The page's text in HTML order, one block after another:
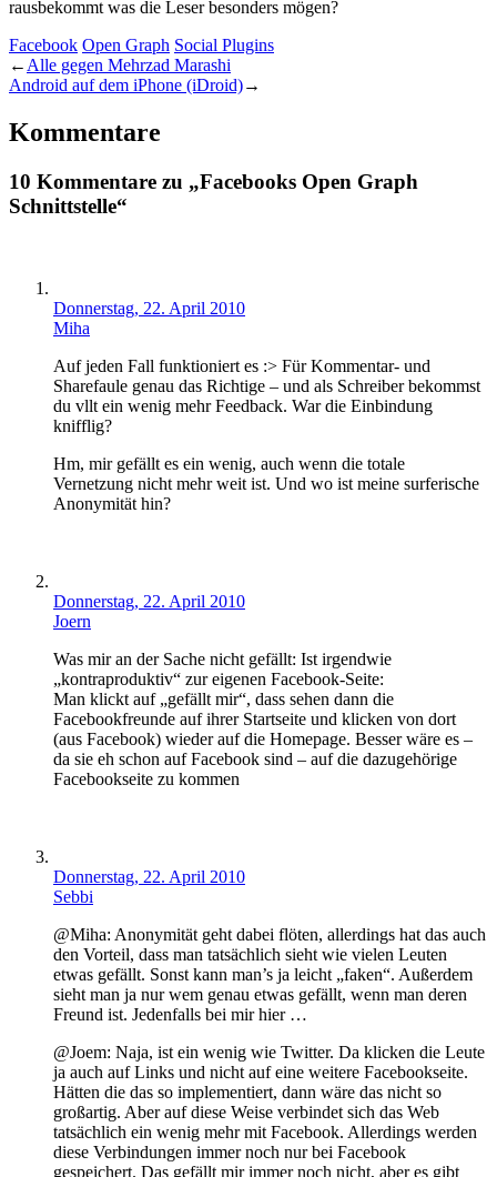
rausbekommt was die Leser besonders mögen?
Facebook Open Graph Social Plugins
← Alle gegen Mehrzad Marashi
Android auf dem iPhone (iDroid)→
Kommentare
10 Kommentare zu „Facebooks Open Graph
Schnittstelle“
Donnerstag, 22. April 2010
Miha
Auf jeden Fall funktioniert es :> Für Kommentar- und
Sharefaule genau das Richtige – und als Schreiber bekommst
du vllt ein wenig mehr Feedback. War die Einbindung
knifflig?
Hm, mir gefällt es ein wenig, auch wenn die totale
Vernetzung nicht mehr weit ist. Und wo ist meine surferische
Anonymität hin?
Donnerstag, 22. April 2010
Joern
Was mir an der Sache nicht gefällt: Ist irgendwie
„kontraproduktiv“ zur eigenen Facebook-Seite:
Man klickt auf „gefällt mir“, dass sehen dann die
Facebookfreunde auf ihrer Startseite und klicken von dort
(aus Facebook) wieder auf die Homepage. Besser wäre es –
da sie eh schon auf Facebook sind – auf die dazugehörige
Facebookseite zu kommen
Donnerstag, 22. April 2010
Sebbi
@Miha: Anonymität geht dabei flöten, allerdings hat das auch
den Vorteil, dass man tatsächlich sieht wie vielen Leuten
etwas gefällt. Sonst kann man’s ja leicht „faken“. Außerdem
sieht man ja nur wem genau etwas gefällt, wenn man deren
Freund ist. Jedenfalls bei mir hier …
@Joem: Naja, ist ein wenig wie Twitter. Da klicken die Leute
ja auch auf Links und nicht auf eine weitere Facebookseite.
Hätten die das so implementiert, dann wäre das nicht so
großartig. Aber auf diese Weise verbindet sich das Web
tatsächlich ein wenig mehr mit Facebook. Allerdings werden
diese Verbindungen immer noch nur bei Facebook
gespeichert. Das gefällt mir immer noch nicht, aber es gibt